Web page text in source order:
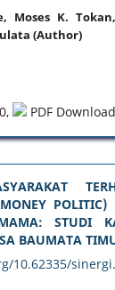
Moses K.
(Author)
PDF
STUDI
BAUMATA
10.62335/